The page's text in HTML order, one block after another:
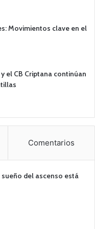
Movimientos clave en el
el CB Criptana continúan
Comentarios
sueño del ascenso está